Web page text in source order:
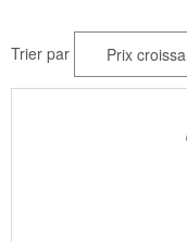
Trier par